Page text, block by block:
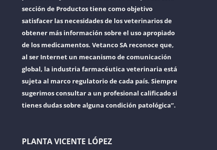
sección de Productos tiene como objetivo
satisfacer las necesidades de los veterinarios de
obtener más información sobre el uso apropiado
de los medicamentos. Vetanco SA reconoce que,
al ser Internet un mecanismo de comunicación
global, la industria farmacéutica veterinaria está
sujeta al marco regulatorio de cada país. Siempre
sugerimos consultar a un profesional calificado si
tienes dudas sobre alguna condición patológica”.
PLANTA VICENTE LÓPEZ